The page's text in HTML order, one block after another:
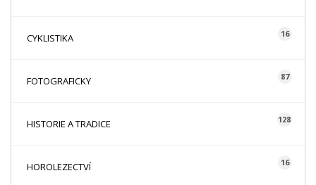
CYKLISTIKA 16
FOTOGRAFICKY 87
HISTORIE A TRADICE 128
HOROLEZECTVÍ 16